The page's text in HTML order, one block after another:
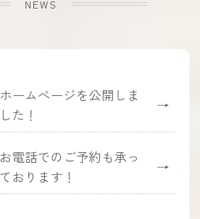
NEWS
ホームぺージを公開しま
した！
→
お電話でのご予約も承っ
ております！
→